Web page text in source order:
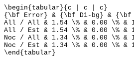
\begin{tabular}{c | c | c}
{\bf Error} & {\bf D1-bg} &
All / All & 1.54 \% & 0.00 \% &
All / Est & 1.54 \% & 0.00 \% &
Noc / All & 1.34 \% & 0.00 \% &
Noc / Est & 1.34 \% & 0.00 \% &
\end{tabular}